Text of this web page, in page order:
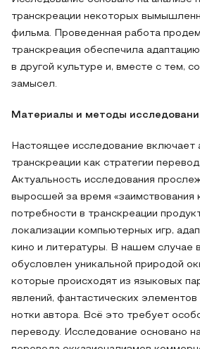
транскреации некоторых
фильма. Проведенная работа
транскреация обеспечила
в другой культуре и, вместе с тем,
замысел.
Материалы и методы
Настоящее исследование включает
транскреации как стратегии
Актуальность исследования
выросшей за время «заимствования
потребности в транскреации
локализации компьютерных игр,
кино и литературы. В нашем случае
обусловлен уникальной природой
которые происходят из языковых
явлений, фантастических
нотки автора. Всё это требует
переводу. Исследование основано